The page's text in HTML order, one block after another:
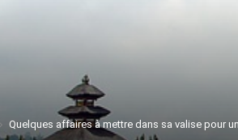
Quelques affaires à mettre dans sa valise pour